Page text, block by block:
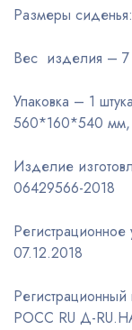
Размеры
Вес изделия – 7
Упаковка – 1
560*160*540
Изделие
06429566-2018
07.12.2018
РОСС RU Д-